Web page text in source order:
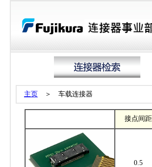
主页 ＞ 车载连接器
接点间距
0.5